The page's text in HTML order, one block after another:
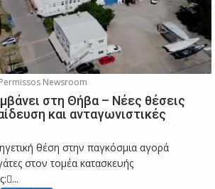
Permissos Newsroom
στη Θήβα – Νέες θέσεις
και ανταγωνιστικές
θέση στην παγκόσμια αγορά
στον τομέα κατασκευής